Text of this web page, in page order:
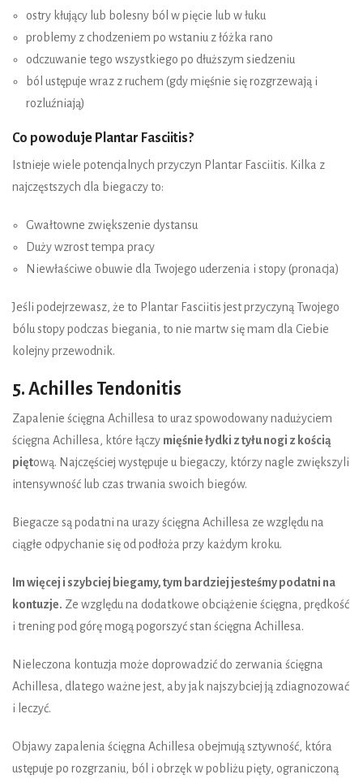
ostry kłujący lub bolesny ból w pięcie lub w łuku
problemy z chodzeniem po wstaniu z łóżka rano
odczuwanie tego wszystkiego po dłuższym siedzeniu
ból ustępuje wraz z ruchem (gdy mięśnie się rozgrzewają i
rozluźniają)
Co powoduje Plantar Fasciitis?
Istnieje wiele potencjalnych przyczyn Plantar Fasciitis. Kilka z
najczęstszych dla biegaczy to:
Gwałtowne zwiększenie dystansu
Duży wzrost tempa pracy
Niewłaściwe obuwie dla Twojego uderzenia i stopy (pronacja)
Jeśli podejrzewasz, że to Plantar Fasciitis jest przyczyną Twojego
bólu stopy podczas biegania, to nie martw się mam dla Ciebie
kolejny przewodnik.
5. Achilles Tendonitis
Zapalenie ścięgna Achillesa to uraz spowodowany nadużyciem
ścięgna Achillesa, które łączy mięśnie łydki z tyłu nogi z kością
piętową. Najczęściej występuje u biegaczy, którzy nagle zwiększyli
intensywność lub czas trwania swoich biegów.
Biegacze są podatni na urazy ścięgna Achillesa ze względu na
ciągłe odpychanie się od podłoża przy każdym kroku.
Im więcej i szybciej biegamy, tym bardziej jesteśmy podatni na
kontuzje. Ze względu na dodatkowe obciążenie ścięgna, prędkość
i trening pod górę mogą pogorszyć stan ścięgna Achillesa.
Nieleczona kontuzja może doprowadzić do zerwania ścięgna
Achillesa, dlatego ważne jest, aby jak najszybciej ją zdiagnozować
i leczyć.
Objawy zapalenia ścięgna Achillesa obejmują sztywność, która
ustępuje po rozgrzaniu, ból i obrzęk w pobliżu pięty, ograniczoną